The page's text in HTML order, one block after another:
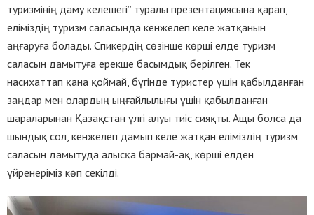
туризмінің даму келешегі” туралы презентациясына қарап,
еліміздің туризм саласында кенжелеп келе жатқанын
аңғаруға болады. Спикердің сөзінше көрші елде туризм
саласын дамытуға ерекше басымдық берілген. Тек
насихаттап қана қоймай, бүгінде туристер үшін қабылданған
заңдар мен олардың ыңғайлылығы үшін қабылданған
шараларынан Қазақстан үлгі алуы тиіс сияқты. Ащы болса да
шындық сол, кенжелеп дамып келе жатқан еліміздің туризм
саласын дамытуда алысқа бармай-ақ, көрші елден
үйренеріміз көп секілді.